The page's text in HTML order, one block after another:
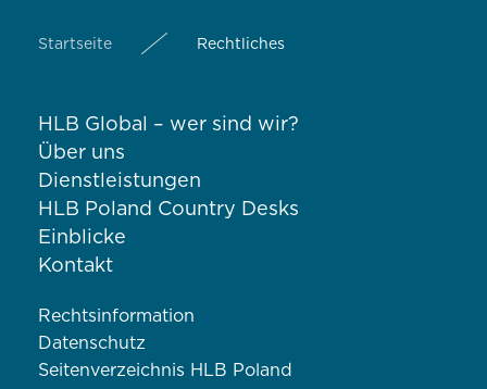
Startseite Rechtliches
HLB Global – wer sind wir?
Über uns
Dienstleistungen
HLB Poland Country Desks
Einblicke
Kontakt
Rechtsinformation
Datenschutz
Seitenverzeichnis HLB Poland